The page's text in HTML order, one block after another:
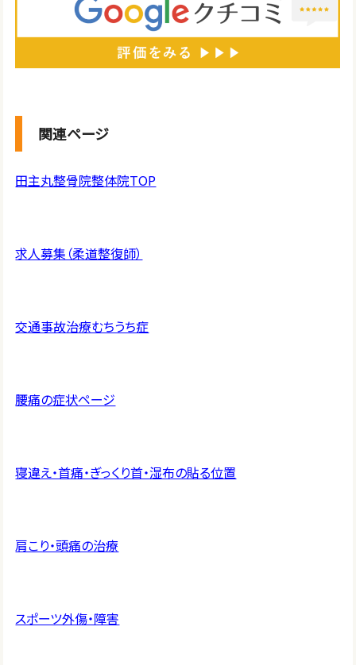
関連ページ
田主丸整骨院整体院TOP
求人募集（柔道整復師）
交通事故治療むちうち症
腰痛の症状ページ
寝違え・首痛・ぎっくり首・湿布の貼る位置
肩こり・頭痛の治療
スポーツ外傷・障害